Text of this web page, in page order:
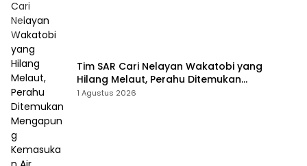
Tim SAR Cari Nelayan Wakatobi yang
Hilang Melaut, Perahu Ditemukan
Mengapung Kemasukan Air
1 Agustus 2026